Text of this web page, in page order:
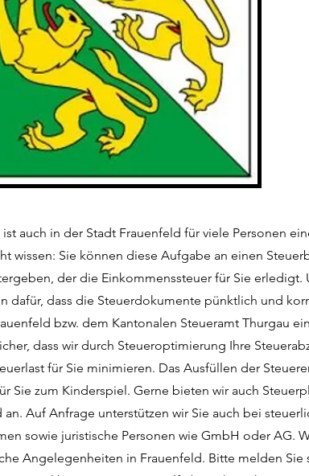
auch in der Stadt Frauenfeld für viele Personen
wissen: Sie können diese Aufgabe an einen
der die Einkommenssteuer für Sie erledigt.
dafür, dass die Steuerdokumente pünktlich und
bzw. dem Kantonalen Steueramt Thurgau
dass wir durch Steueroptimierung Ihre
für Sie minimieren. Das Ausfüllen der
Sie zum Kinderspiel. Gerne bieten wir auch
Auf Anfrage unterstützen wir Sie auch bei
sowie juristische Personen wie GmbH oder AG.
Angelegenheiten in Frauenfeld. Bitte melden Sie